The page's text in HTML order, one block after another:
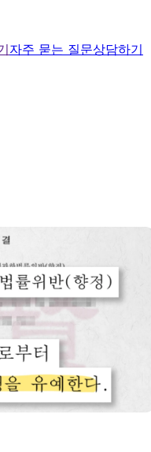
자주 묻는 질문상담하기